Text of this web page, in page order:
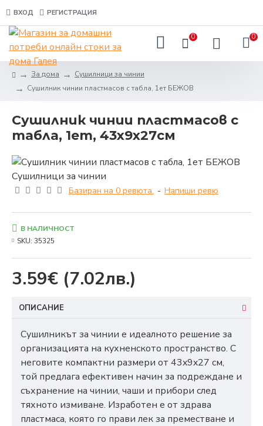
ВХОД РЕГИСТРАЦИЯ
0 0
За дома
Сушилници за чинии
Сушилник чинии пластмасов с табла, 1ет БЕЖОВ
Сушилник чинии пластмасов с
табла, 1ет, 43x9x27см
Базиран на 0 ревюта. - Напиши ревю
3.59€ (7.02лв.)
В НАЛИЧНОСТ
SKU: 35325
ОПИСАНИЕ
Сушилникът за чинии е идеалното решение за
организацията на кухненското пространство. С
неговите компактни размери от 43x9x27 см,
той предлага ефективен начин за подреждане и
съхранение на чинии, чаши и прибори след
тяхното измиване. Изработен е от здрава
пластмаса, която го прави лек за преместване и